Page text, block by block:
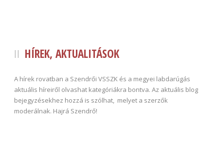
HÍREK, AKTUALITÁSOK
A hírek rovatban a Szendrői VSSZK és a megyei labdarúgás
aktuális híreiről olvashat kategóriákra bontva. Az aktuális blog
bejegyzésekhez hozzá is szólhat, melyet a szerzők
moderálnak. Hajrá Szendrő!